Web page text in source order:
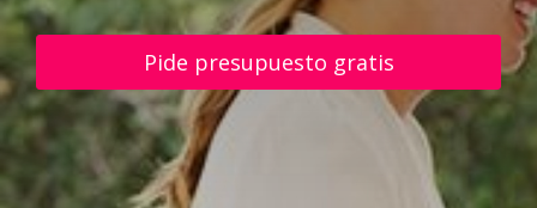
Pide presupuesto gratis